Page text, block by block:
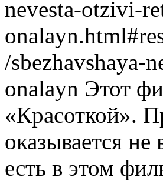
nevesta-otzivi-
/sbezhavshaya-
onalayn Этот
«Красоткой».
оказывается
есть в этом